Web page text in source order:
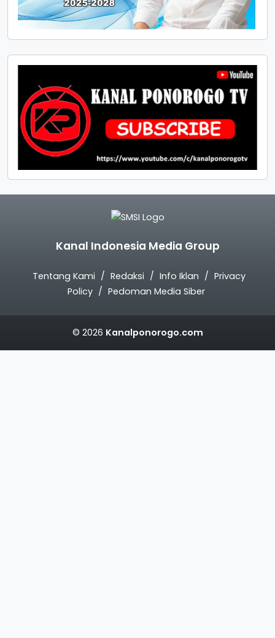
Kanal Indonesia Media Group
Tentang Kami Redaksi Info Iklan
Privacy
Policy
Pedoman Media Siber
© 2026 Kanalponorogo.com